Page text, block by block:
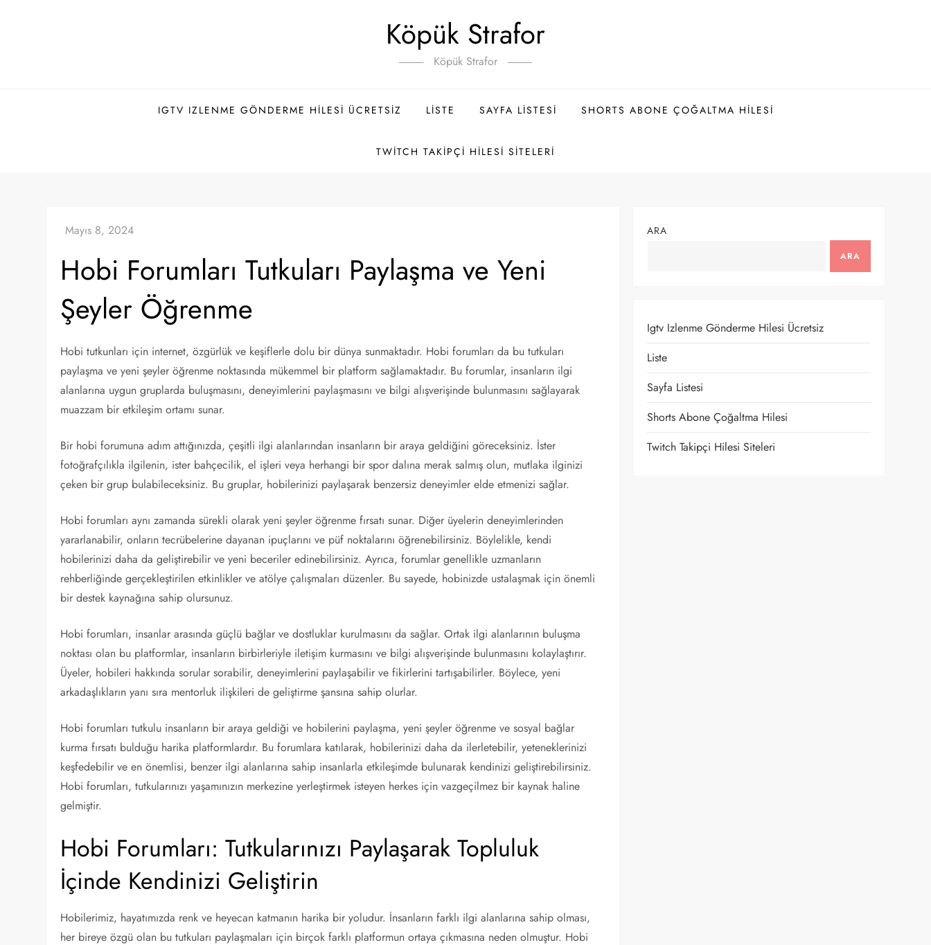
Köpük Strafor
Köpük Strafor
IGTV IZLENME GÖNDERME HILESI ÜCRETSIZ LISTE SAYFA LISTESI SHORTS ABONE ÇOĞALTMA HILESI
TWITCH TAKIPÇI HILESI SITELERI
Hobi Forumları Tutkuları Paylaşma ve Yeni
Şeyler Öğrenme
Hobi tutkunları için internet, özgürlük ve keşiflerle dolu bir dünya sunmaktadır. Hobi forumları da bu tutkuları
paylaşma ve yeni şeyler öğrenme noktasında mükemmel bir platform sağlamaktadır. Bu forumlar, insanların ilgi
alanlarına uygun gruplarda buluşmasını, deneyimlerini paylaşmasını ve bilgi alışverişinde bulunmasını sağlayarak
muazzam bir etkileşim ortamı sunar.
Bir hobi forumuna adım attığınızda, çeşitli ilgi alanlarından insanların bir araya geldiğini göreceksiniz. İster
fotoğrafçılıkla ilgilenin, ister bahçecilik, el işleri veya herhangi bir spor dalına merak salmış olun, mutlaka ilginizi
çeken bir grup bulabileceksiniz. Bu gruplar, hobilerinizi paylaşarak benzersiz deneyimler elde etmenizi sağlar.
Hobi forumları aynı zamanda sürekli olarak yeni şeyler öğrenme fırsatı sunar. Diğer üyelerin deneyimlerinden
yararlanabilir, onların tecrübelerine dayanan ipuçlarını ve püf noktalarını öğrenebilirsiniz. Böylelikle, kendi
hobilerinizi daha da geliştirebilir ve yeni beceriler edinebilirsiniz. Ayrıca, forumlar genellikle uzmanların
rehberliğinde gerçekleştirilen etkinlikler ve atölye çalışmaları düzenler. Bu sayede, hobinizde ustalaşmak için önemli
bir destek kaynağına sahip olursunuz.
Hobi forumları, insanlar arasında güçlü bağlar ve dostluklar kurulmasını da sağlar. Ortak ilgi alanlarının buluşma
noktası olan bu platformlar, insanların birbirleriyle iletişim kurmasını ve bilgi alışverişinde bulunmasını kolaylaştırır.
Üyeler, hobileri hakkında sorular sorabilir, deneyimlerini paylaşabilir ve fikirlerini tartışabilirler. Böylece, yeni
arkadaşlıkların yanı sıra mentorluk ilişkileri de geliştirme şansına sahip olurlar.
Hobi forumları tutkulu insanların bir araya geldiği ve hobilerini paylaşma, yeni şeyler öğrenme ve sosyal bağlar
kurma fırsatı bulduğu harika platformlardır. Bu forumlara katılarak, hobilerinizi daha da ilerletebilir, yeteneklerinizi
keşfedebilir ve en önemlisi, benzer ilgi alanlarına sahip insanlarla etkileşimde bulunarak kendinizi geliştirebilirsiniz.
Hobi forumları, tutkularınızı yaşamınızın merkezine yerleştirmek isteyen herkes için vazgeçilmez bir kaynak haline
gelmiştir.
Hobi Forumları: Tutkularınızı Paylaşarak Topluluk
İçinde Kendinizi Geliştirin
Hobilerimiz, hayatımızda renk ve heyecan katmanın harika bir yoludur. İnsanların farklı ilgi alanlarına sahip olması,
her bireye özgü olan bu tutkuları paylaşmaları için birçok farklı platformun ortaya çıkmasına neden olmuştur. Hobi
ARA
ARA
Igtv Izlenme Gönderme Hilesi Ücretsiz
Liste
Sayfa Listesi
Shorts Abone Çoğaltma Hilesi
Twitch Takipçi Hilesi Siteleri